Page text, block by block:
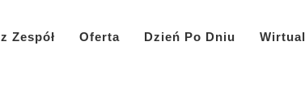
Zespół Oferta Dzień Po Dniu